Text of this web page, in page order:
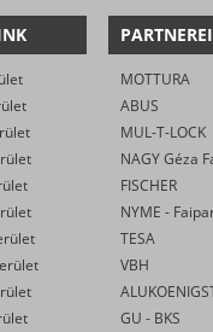
MOTTURA
ABUS
MUL-T-LOCK
NAGY Géza
FISCHER
TESA
VBH
GU - BKS